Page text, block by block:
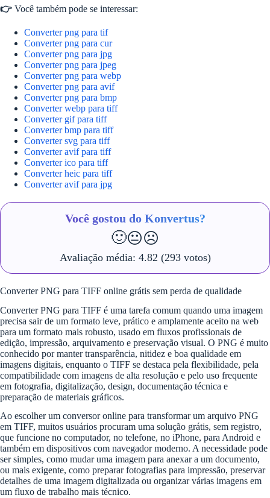
👉 Você também pode se interessar:
Converter png para tif
Converter png para cur
Converter png para jpg
Converter png para jpeg
Converter png para webp
Converter png para avif
Converter png para bmp
Converter webp para tiff
Converter gif para tiff
Converter bmp para tiff
Converter svg para tiff
Converter avif para tiff
Converter ico para tiff
Converter heic para tiff
Converter avif para jpg
Você gostou do Konvertus?
🙂😐☹️
Avaliação média: 4.82 (293 votos)
Converter PNG para TIFF online grátis sem perda de qualidade
Converter PNG para TIFF é uma tarefa comum quando uma imagem
precisa sair de um formato leve, prático e amplamente aceito na web
para um formato mais robusto, usado em fluxos profissionais de
edição, impressão, arquivamento e preservação visual. O PNG é muito
conhecido por manter transparência, nitidez e boa qualidade em
imagens digitais, enquanto o TIFF se destaca pela flexibilidade, pela
compatibilidade com imagens de alta resolução e pelo uso frequente
em fotografia, digitalização, design, documentação técnica e
preparação de materiais gráficos.
Ao escolher um conversor online para transformar um arquivo PNG
em TIFF, muitos usuários procuram uma solução grátis, sem registro,
que funcione no computador, no telefone, no iPhone, para Android e
também em dispositivos com navegador moderno. A necessidade pode
ser simples, como mudar uma imagem para anexar a um documento,
ou mais exigente, como preparar fotografias para impressão, preservar
detalhes de uma imagem digitalizada ou organizar várias imagens em
um fluxo de trabalho mais técnico.